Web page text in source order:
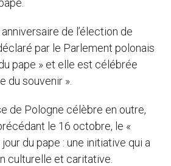
de l’élection de
par le Parlement polonais
pape » et elle est célébrée
du souvenir ».
de Pologne célèbre en outre,
le 16 octobre, le «
du pape : une initiative qui a
culturelle et caritative.